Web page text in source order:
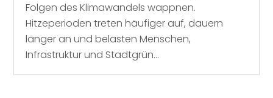
Folgen des Klimawandels wappnen.
Hitzeperioden treten häufiger auf, dauern
länger an und belasten Menschen,
Infrastruktur und Stadtgrün...